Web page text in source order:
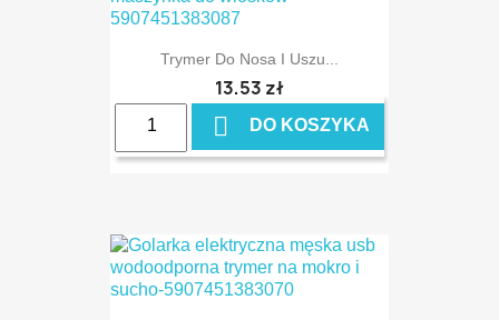
Trymer Do Nosa I Uszu...
13,53 zł
 DO KOSZYKA